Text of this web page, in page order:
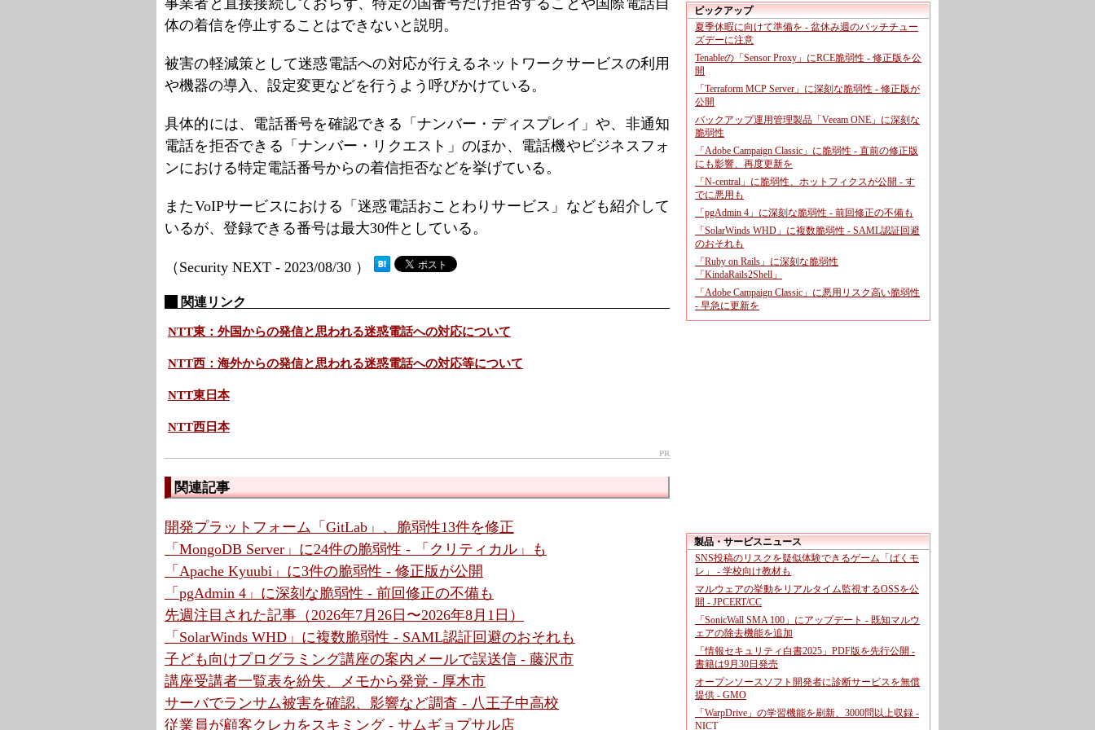
事業者と直接接続しておらず、特定の国番号だけ拒否することや国際電話自
体の着信を停止することはできないと説明。
被害の軽減策として迷惑電話への対応が行えるネットワークサービスの利用
や機器の導入、設定変更などを行うよう呼びかけている。
具体的には、電話番号を確認できる「ナンバー・ディスプレイ」や、非通知
電話を拒否できる「ナンバー・リクエスト」のほか、電話機やビジネスフォ
ンにおける特定電話番号からの着信拒否などを挙げている。
またVoIPサービスにおける「迷惑電話おことわりサービス」なども紹介して
いるが、登録できる番号は最大30件としている。
（Security NEXT - 2023/08/30 ）
関連リンク
NTT東：外国からの発信と思われる迷惑電話への対応について
NTT西：海外からの発信と思われる迷惑電話への対応等について
NTT東日本
NTT西日本
PR
関連記事
開発プラットフォーム「GitLab」、脆弱性13件を修正
「MongoDB Server」に24件の脆弱性 - 「クリティカル」も
「Apache Kyuubi」に3件の脆弱性 - 修正版が公開
「pgAdmin 4」に深刻な脆弱性 - 前回修正の不備も
先週注目された記事（2026年7月26日〜2026年8月1日）
「SolarWinds WHD」に複数脆弱性 - SAML認証回避のおそれも
子ども向けプログラミング講座の案内メールで誤送信 - 藤沢市
講座受講者一覧表を紛失、メモから発覚 - 厚木市
サーバでランサム被害を確認、影響など調査 - 八王子中高校
従業員が顧客クレカをスキミング - サムギョプサル店
ピックアップ
夏季休暇に向けて準備を - 盆休み週のパッチチュー
ズデーに注意
Tenableの「Sensor Proxy」にRCE脆弱性 - 修正版を公
開
「Terraform MCP Server」に深刻な脆弱性 - 修正版が
公開
バックアップ運用管理製品「Veeam ONE」に深刻な
脆弱性
「Adobe Campaign Classic」に脆弱性 - 直前の修正版
にも影響、再度更新を
「N-central」に脆弱性、ホットフィクスが公開 - す
でに悪用も
「pgAdmin 4」に深刻な脆弱性 - 前回修正の不備も
「SolarWinds WHD」に複数脆弱性 - SAML認証回避
のおそれも
「Ruby on Rails」に深刻な脆弱性
「KindaRails2Shell」
「Adobe Campaign Classic」に悪用リスク高い脆弱性
- 早急に更新を
製品・サービスニュース
SNS投稿のリスクを疑似体験できるゲーム「ばくモ
レ」 - 学校向け教材も
マルウェアの挙動をリアルタイム監視するOSSを公
開 - JPCERT/CC
「SonicWall SMA 100」にアップデート - 既知マルウ
ェアの除去機能を追加
「情報セキュリティ白書2025」PDF版を先行公開 -
書籍は9月30日発売
オープンソースソフト開発者に診断サービスを無償
提供 - GMO
「WarpDrive」の学習機能を刷新、3000問以上収録 -
NICT